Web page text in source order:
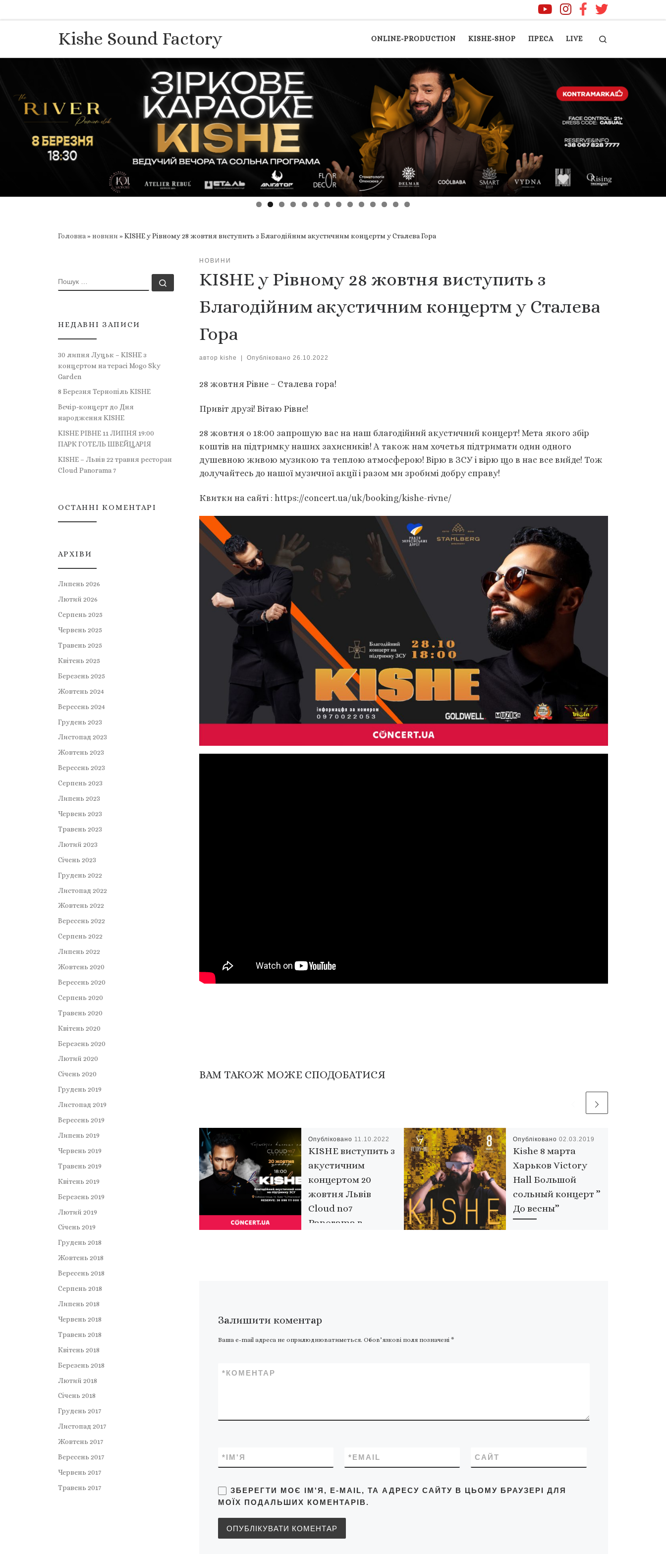
Kishe Sound Factory ONLINE-PRODUCTION KISHE-SHOP ПРЕСА LIVE
Головна»новини »KISHE у Рівному 28 жовтня виступить з Благодійним акустичним концертм у Сталева Гора
НОВИНИ
KISHE у Рівному 28 жовтня виступить з
Благодійним акустичним концертм у Сталева
Гора
автор kishe Опубліковано 26.10.2022
28 жовтня Рівне – Сталева гора!
Привіт друзі! Вітаю Рівне!
28 жовтня о 18:00 запрошую вас на наш благодійний акустичний концерт! Мета якого збір
коштів на підтримку наших захисників! А також нам хочетья підтримати один одного
душевною живою музикою та теплою атмосферою! Вірю в ЗСУ і вірю що в нас все вийде! Тож
долучайтесь до нашої музичної акції і разом ми зробимі добру справу!
Квитки на сайті : https://concert.ua/uk/booking/kishe-rivne/
ВАМ ТАКОЖ МОЖЕ СПОДОБАТИСЯ
Опубліковано 11.10.2022
KISHE виступить з
акустичним
концертом 20
жовтня Львів
Cloud no7
Panorama в
концерт в дуже красиве і
місце, з […]
Опубліковано 02.03.2019
Kishe 8 марта
Харьков Victory
Hall Большой
сольный концерт ”
До весны”
Залишити коментар
Ваша e-mail адреса не оприлюднюватиметься. Обов’язкові поля позначені *
КОМЕНТАР
*
ІМ'Я
* EMAIL
* САЙТ
ЗБЕРЕГТИ МОЄ ІМ'Я, E-MAIL, ТА АДРЕСУ САЙТУ В ЦЬОМУ БРАУЗЕРІ ДЛЯ
МОЇХ ПОДАЛЬШИХ КОМЕНТАРІВ.
ПОШУК Пошук …
НЕДАВНІ ЗАПИСИ
30 липня Луцьк – KISHE з
концертом на терасі Mogo Sky
Garden
8 Березня Тернопіль KISHE
Вечір-концерт до Дня
народження KISHE
KISHE РІВНЕ 11 ЛИПНЯ 19:00
ПАРК ГОТЕЛЬ ШВЕЙЦАРІЯ
KISHE – Львів 22 травня ресторан
Cloud Panorama 7
ОСТАННІ КОМЕНТАРІ
АРХІВИ
Липень 2026
Лютий 2026
Серпень 2025
Червень 2025
Травень 2025
Квітень 2025
Березень 2025
Жовтень 2024
Вересень 2024
Грудень 2023
Листопад 2023
Жовтень 2023
Вересень 2023
Серпень 2023
Липень 2023
Червень 2023
Травень 2023
Лютий 2023
Січень 2023
Грудень 2022
Листопад 2022
Жовтень 2022
Вересень 2022
Серпень 2022
Липень 2022
Жовтень 2020
Вересень 2020
Серпень 2020
Травень 2020
Квітень 2020
Березень 2020
Лютий 2020
Січень 2020
Грудень 2019
Листопад 2019
Вересень 2019
Липень 2019
Червень 2019
Травень 2019
Квітень 2019
Березень 2019
Лютий 2019
Січень 2019
Грудень 2018
Жовтень 2018
Вересень 2018
Серпень 2018
Липень 2018
Червень 2018
Травень 2018
Квітень 2018
Березень 2018
Лютий 2018
Січень 2018
Грудень 2017
Листопад 2017
Жовтень 2017
Вересень 2017
Червень 2017
Травень 2017